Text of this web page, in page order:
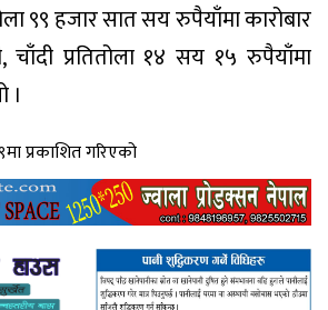
९९ हजार सात सय रुपैयाँमा कारोबार
चाँदी प्रतितोला १४ सय १५ रुपैयाँमा
।
प्रकाशित गरिएको